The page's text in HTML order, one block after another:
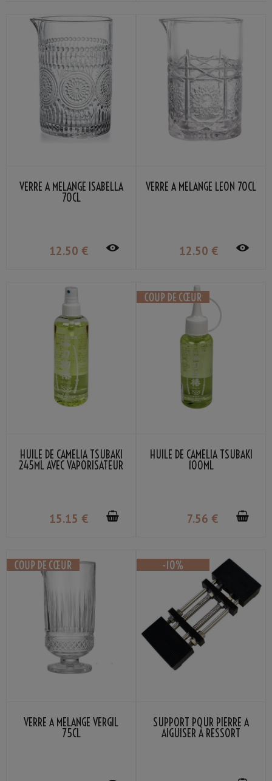
VERRE À MÉLANGE ISABELLA
70CL
12.50 €
VERRE À MÉLANGE LEON 70CL
12.50 €
HUILE DE CAMÉLIA TSUBAKI
245ML AVEC VAPORISATEUR
15.15 €
HUILE DE CAMÉLIA TSUBAKI
100ML
7.56 €
VERRE À MÉLANGE VERGIL
75CL
SUPPORT POUR PIERRE À
AIGUISER À RESSORT